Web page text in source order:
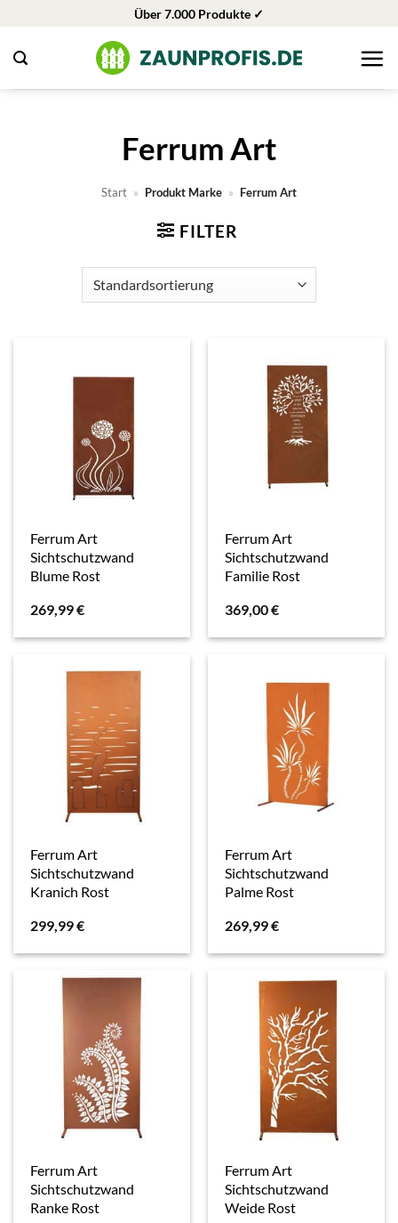
springen
Über 7.000 Produkte ✓
Ferrum Art
Start » Produkt Marke » Ferrum Art
FILTER
Ferrum Art
Sichtschutzwand
Blume Rost
269,99€
Ferrum Art
Sichtschutzwand
Familie Rost
369,00€
Ferrum Art
Sichtschutzwand
Kranich Rost
299,99€
Ferrum Art
Sichtschutzwand
Palme Rost
269,99€
Ferrum Art
Sichtschutzwand
Ranke Rost
Ferrum Art
Sichtschutzwand
Weide Rost